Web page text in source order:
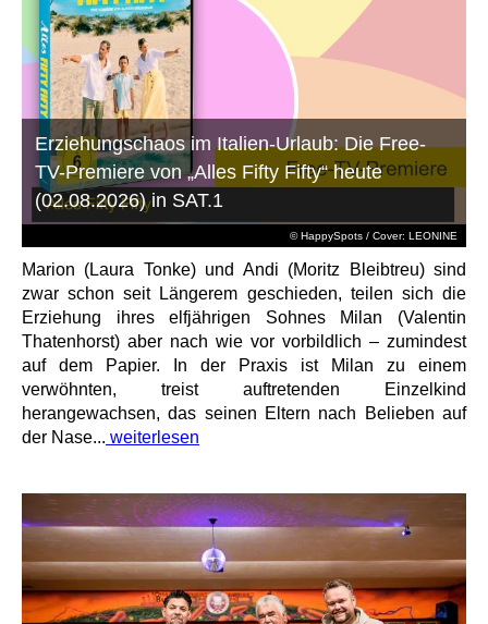
© HappySpots / Cover: LEONINE
Erziehungschaos im Italien-Urlaub: Die Free-
TV-Premiere von „Alles Fifty Fifty“ heute
(02.08.2026) in SAT.1
Marion (Laura Tonke) und Andi (Moritz Bleibtreu) sind
zwar schon seit Längerem geschieden, teilen sich die
Erziehung ihres elfjährigen Sohnes Milan (Valentin
Thatenhorst) aber nach wie vor vorbildlich – zumindest
auf dem Papier. In der Praxis ist Milan zu einem
verwöhnten, treist auftretenden Einzelkind
herangewachsen, das seinen Eltern nach Belieben auf
der Nase... weiterlesen